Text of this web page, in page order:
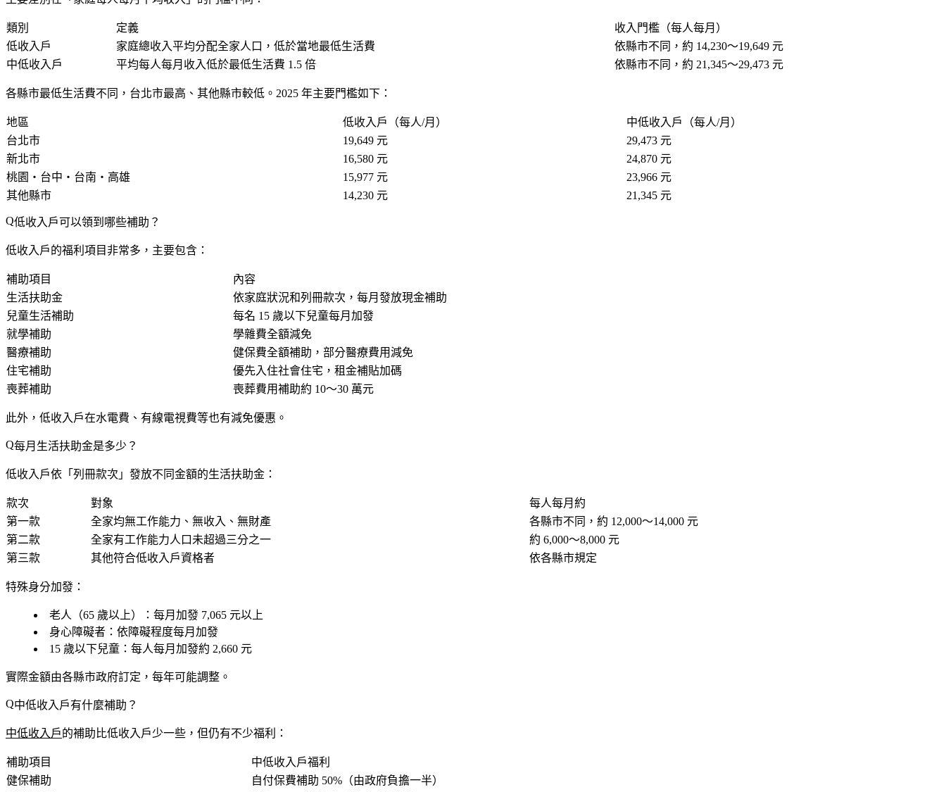
類別 定義
收入門檻（每人每月）
低收入戶
家庭總收入平均分配全家人口，低於當地最低生活費
依縣市不同，約 14,230～19,649 元
中低收入戶
平均每人每月收入低於最低生活費 1.5 倍 依縣市不同，約 21,345～29,473 元
各縣市最低生活費不同，台北市最高、其他縣市較低。2025 年主要門檻如下：
地區 低收入戶（每人/月）
中低收入戶（每人/月）
台北市
19,649 元
29,473 元
新北市
16,580 元
24,870 元
桃園・台中・台南・高雄
15,977 元
23,966 元
其他縣市
14,230 元 21,345 元
低收入戶可以領到哪些補助？
低收入戶的福利項目非常多，主要包含：
補助項目
內容
生活扶助金
依家庭狀況和列冊款次，每月發放現金補助
兒童生活補助
每名 15 歲以下兒童每月加發
就學補助
學雜費全額減免
醫療補助
健保費全額補助，部分醫療費用減免
住宅補助
優先入住社會住宅，租金補貼加碼
喪葬補助
喪葬費用補助約 10～30 萬元
此外，低收入戶在水電費、有線電視費等也有減免優惠。
每月生活扶助金是多少？
低收入戶依「列冊款次」發放不同金額的生活扶助金：
款次 對象
每人每月約
第一款
全家均無工作能力、無收入、無財產
各縣市不同，約 12,000～14,000 元
第二款
全家有工作能力人口未超過三分之一
約 6,000～8,000 元
第三款
其他符合低收入戶資格者 依各縣市規定
特殊身分加發：
老人（65 歲以上）
：每月加發 7,065 元以上
身心障礙者 ：依障礙程度每月加發
15 歲以下兒童 ：每人每月加發約 2,660 元
實際金額由各縣市政府訂定，每年可能調整。
中低收入戶有什麼補助？
中低收入戶的補助比低收入戶少一些，但仍有不少福利：
補助項目
中低收入戶福利
健保補助
自付保費補助 50%（由政府負擔一半）